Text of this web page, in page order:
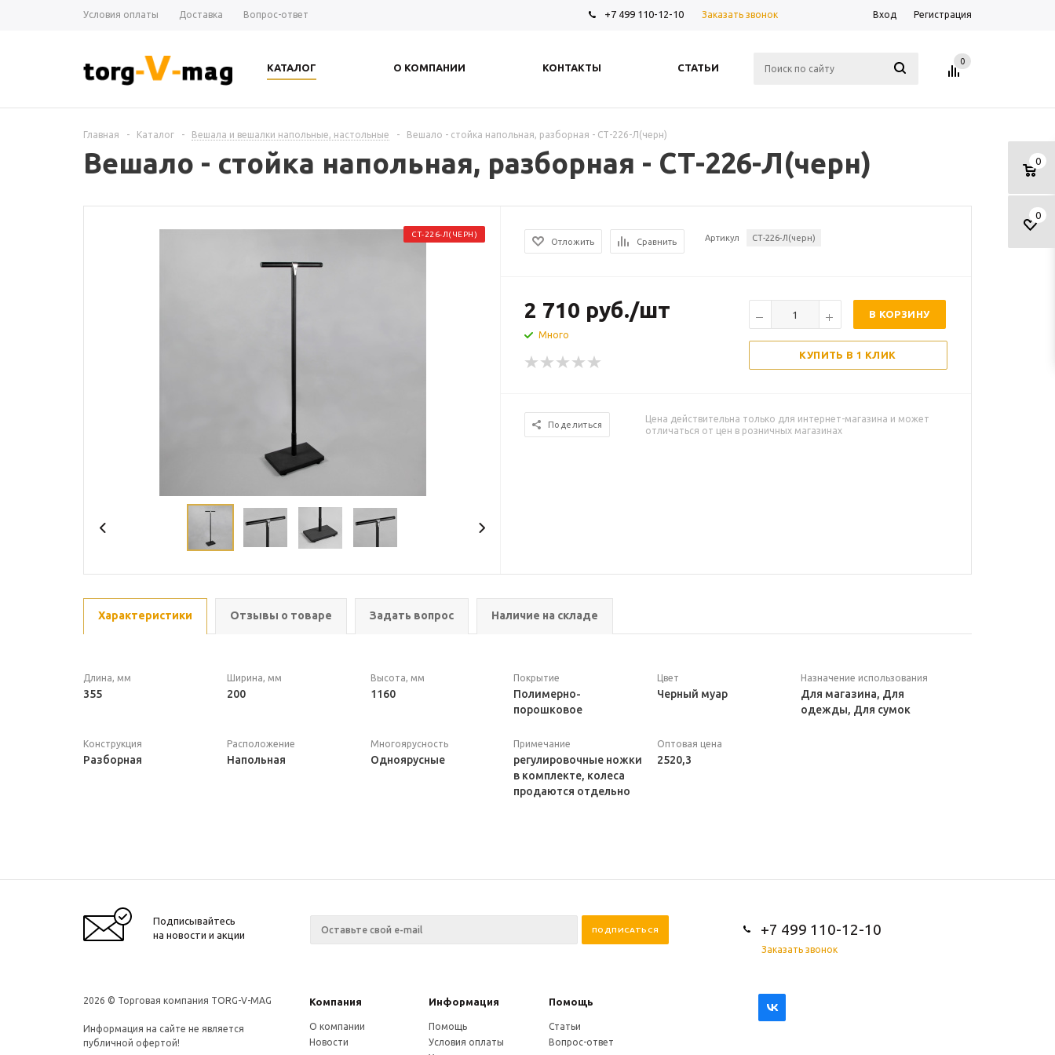
Условия оплаты Доставка Вопрос-ответ +7 499 110-12-10 Заказать звонок Вход Регистрация
КАТАЛОГ О КОМПАНИИ КОНТАКТЫ СТАТЬИ
0
0
0
Главная - Каталог - Вешала и вешалки напольные, настольные - Вешало - стойка напольная, разборная - СТ-226-Л(черн)
Вешало - стойка напольная, разборная - СТ-226-Л(черн)
СТ-226-Л(ЧЕРН)
Отложить Сравнить Артикул СТ-226-Л(черн)
2 710 руб./шт
Много
В КОРЗИНУ
КУПИТЬ В 1 КЛИК
Поделиться
Цена действительна только для интернет-магазина и может
отличаться от цен в розничных магазинах
Характеристики Отзывы о товаре Задать вопрос Наличие на складе
Длина, мм
355
Ширина, мм
200
Высота, мм
1160
Покрытие
Полимерно-
порошковое
Цвет
Черный муар
Назначение использования
Для магазина, Для
одежды, Для сумок
Конструкция
Разборная
Расположение
Напольная
Многоярусность
Одноярусные
Примечание
регулировочные ножки
в комплекте, колеса
продаются отдельно
Оптовая цена
2520,3
Подписывайтесь
на новости и акции
+7 499 110-12-10
Заказать звонок
2026 © Торговая компания TORG-V-MAG
Информация на сайте не является
публичной офертой!
Компания Информация Помощь
О компании
Новости
Помощь
Условия оплаты
Статьи
Вопрос-ответ